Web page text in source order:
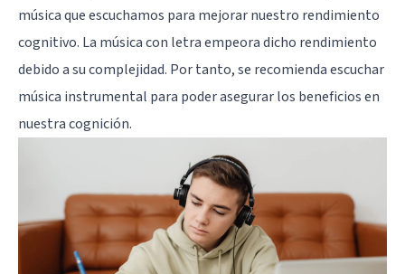
música que escuchamos para mejorar nuestro rendimiento
cognitivo. La música con letra empeora dicho rendimiento
debido a su complejidad. Por tanto, se recomienda escuchar
música instrumental para poder asegurar los beneficios en
nuestra cognición.